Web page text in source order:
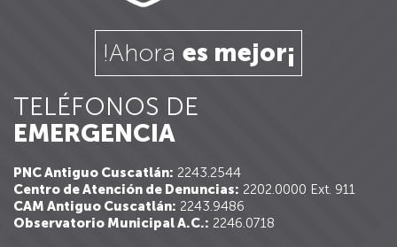
!Ahora es mejor¡
TELÉFONOS DE
EMERGENCIA
PNC Antiguo Cuscatlán: 2243.2544
Centro de Atención de Denuncias: 2202.0000 Ext. 911
CAM Antiguo Cuscatlán: 2243.9486
Observatorio Municipal A.C.: 2246.0718